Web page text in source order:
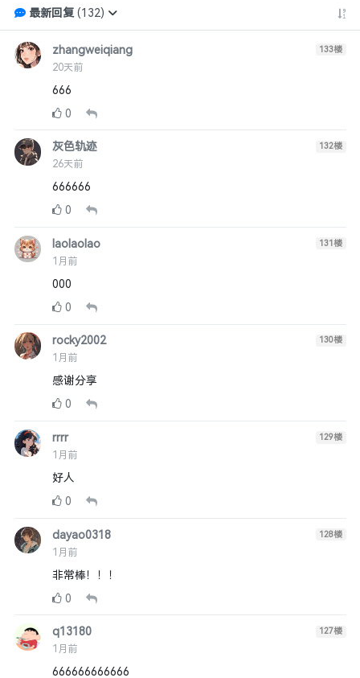
最新回复 ( 132)
zhangweiqiang
20天前
133楼
666
0
灰色轨迹
26天前
132楼
666666
0
laolaolao
1月前
131楼
000
0
rocky2002
1月前
130楼
感谢分享
0
rrrr
1月前
129楼
好人
0
dayao0318
1月前
128楼
非常棒！！！
0
q13180
1月前
127楼
666666666666